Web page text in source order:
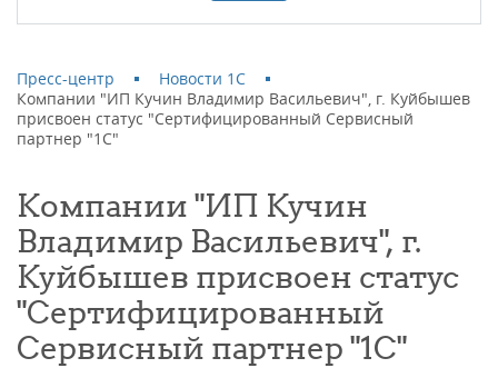
Пресс-центр
Новости 1С
Компании "ИП Кучин Владимир Васильевич", г. Куйбышев
присвоен статус "Сертифицированный Сервисный
партнер "1С"
Компании "ИП Кучин
Владимир Васильевич", г.
Куйбышев присвоен статус
"Сертифицированный
Сервисный партнер "1С"